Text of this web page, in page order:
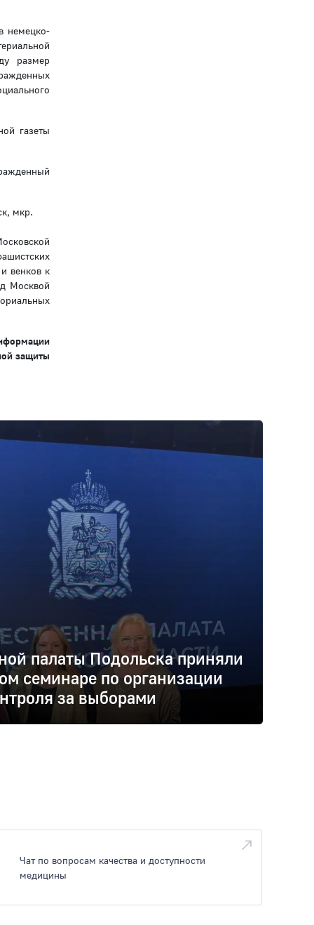
немецко-
размер
газеты
мкр.
венков к
Москвой
защиты
палаты Подольска приняли
семинаре по организации
за выборами
Чат по вопросам качества и доступности
медицины